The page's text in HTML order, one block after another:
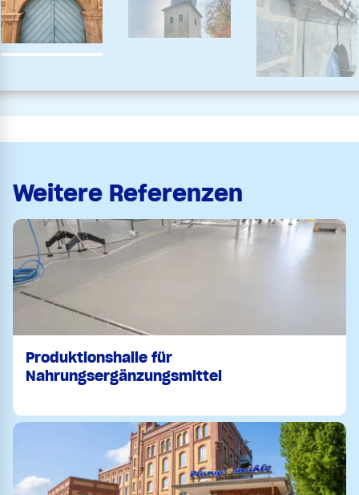
Weitere Referenzen
Produktionshalle für
Nahrungsergänzungsmittel